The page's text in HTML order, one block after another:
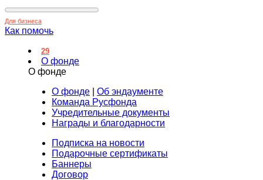
Для бизнеса
Как помочь
29
О фонде
О фонде
О фонде
Об эндаументе
Команда Русфонда
Учредительные документы
Награды и благодарности
Подписка на новости
Подарочные сертификаты
Баннеры
Договор